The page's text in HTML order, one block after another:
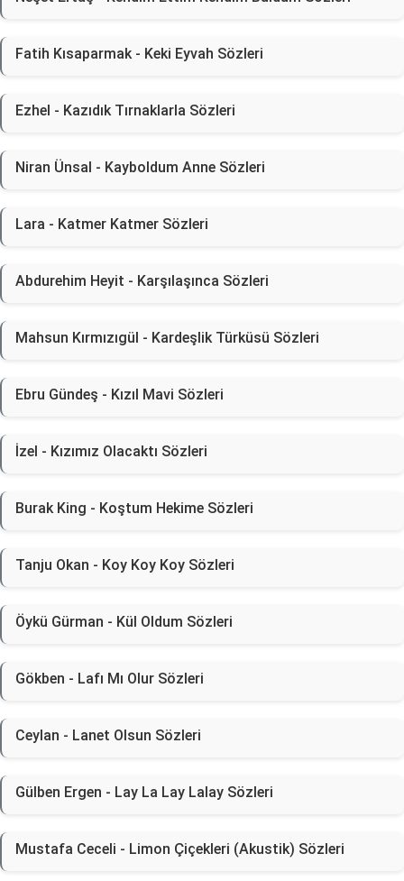
Fatih Kısaparmak - Keki Eyvah Sözleri
Ezhel - Kazıdık Tırnaklarla Sözleri
Niran Ünsal - Kayboldum Anne Sözleri
Lara - Katmer Katmer Sözleri
Abdurehim Heyit - Karşılaşınca Sözleri
Mahsun Kırmızıgül - Kardeşlik Türküsü Sözleri
Ebru Gündeş - Kızıl Mavi Sözleri
İzel - Kızımız Olacaktı Sözleri
Burak King - Koştum Hekime Sözleri
Tanju Okan - Koy Koy Koy Sözleri
Öykü Gürman - Kül Oldum Sözleri
Gökben - Lafı Mı Olur Sözleri
Ceylan - Lanet Olsun Sözleri
Gülben Ergen - Lay La Lay Lalay Sözleri
Mustafa Ceceli - Limon Çiçekleri (Akustik) Sözleri